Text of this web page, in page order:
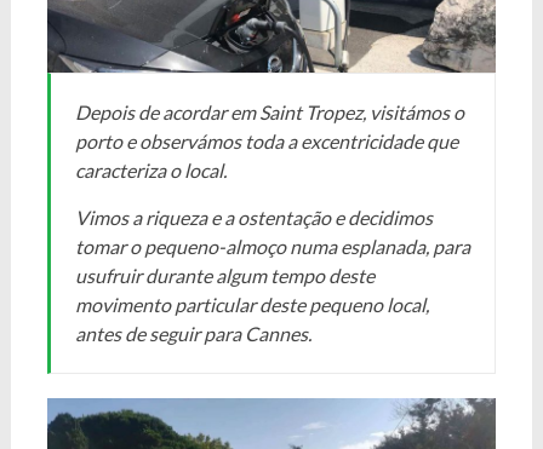
Depois de acordar em Saint Tropez, visitámos o
porto e observámos toda a excentricidade que
caracteriza o local.
Vimos a riqueza e a ostentação e decidimos
tomar o pequeno-almoço numa esplanada, para
usufruir durante algum tempo deste
movimento particular deste pequeno local,
antes de seguir para Cannes.